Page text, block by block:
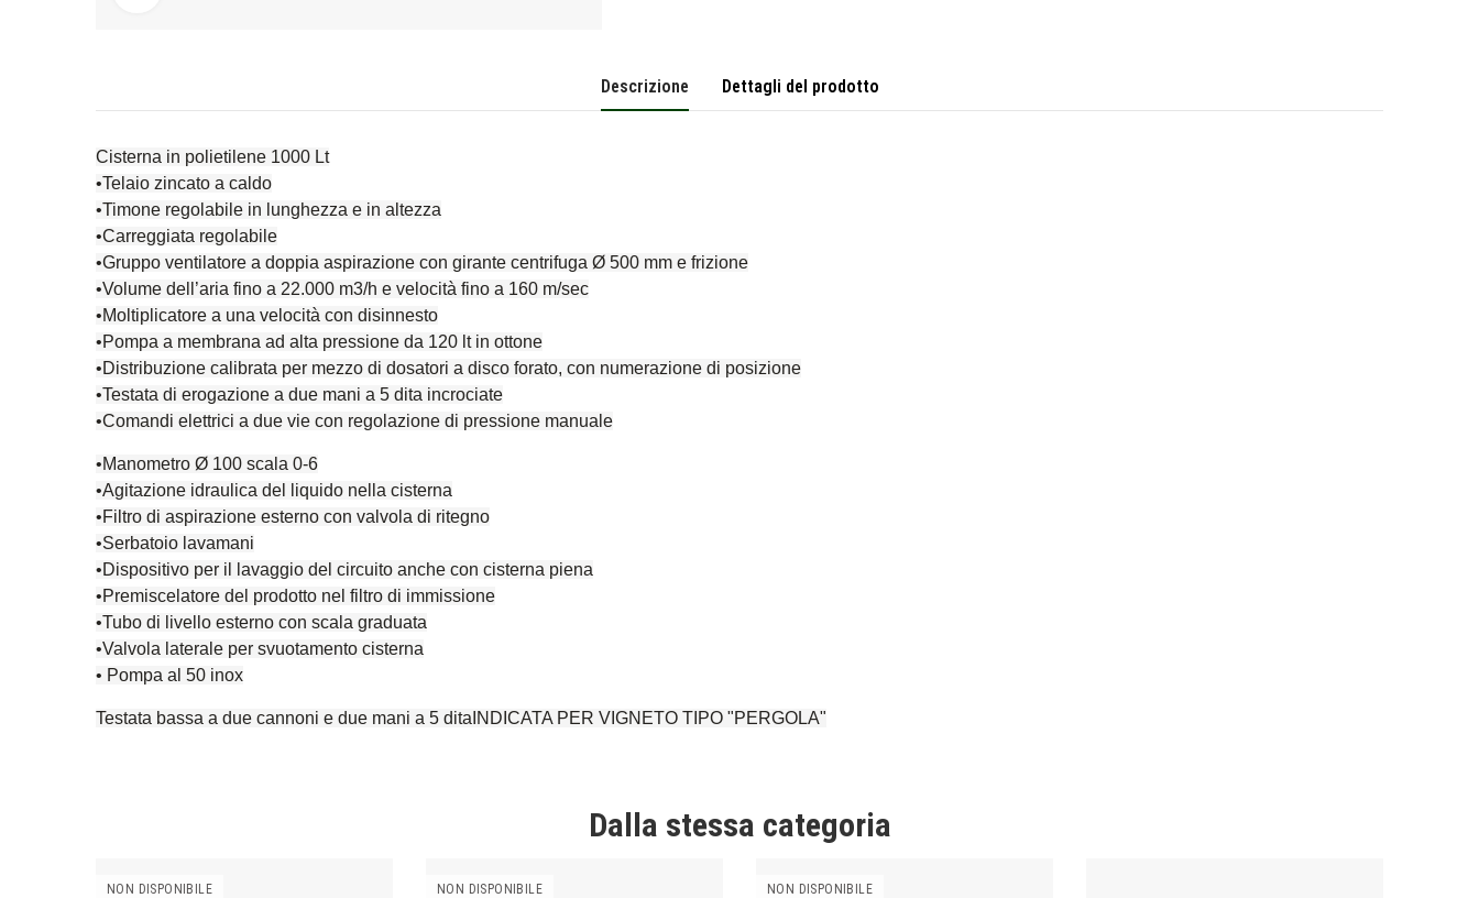
Descrizione Dettagli del prodotto
Cisterna in polietilene 1000 Lt
•Telaio zincato a caldo
•Timone regolabile in lunghezza e in altezza
•Carreggiata regolabile
•Gruppo ventilatore a doppia aspirazione con girante centrifuga Ø 500 mm e frizione
•Volume dell’aria fino a 22.000 m3/h e velocità fino a 160 m/sec
•Moltiplicatore a una velocità con disinnesto
•Pompa a membrana ad alta pressione da 120 lt in ottone
•Distribuzione calibrata per mezzo di dosatori a disco forato, con numerazione di posizione
•Testata di erogazione a due mani a 5 dita incrociate
•Comandi elettrici a due vie con regolazione di pressione manuale
•Manometro Ø 100 scala 0-6
•Agitazione idraulica del liquido nella cisterna
•Filtro di aspirazione esterno con valvola di ritegno
•Serbatoio lavamani
•Dispositivo per il lavaggio del circuito anche con cisterna piena
•Premiscelatore del prodotto nel filtro di immissione
•Tubo di livello esterno con scala graduata
•Valvola laterale per svuotamento cisterna
• Pompa al 50 inox
Testata bassa a due cannoni e due mani a 5 ditaINDICATA PER VIGNETO TIPO "PERGOLA"
Dalla stessa categoria
NON DISPONIBILE NON DISPONIBILE NON DISPONIBILE